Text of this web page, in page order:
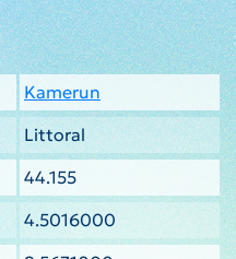
Kamerun
Littoral
44.155
4.5016000